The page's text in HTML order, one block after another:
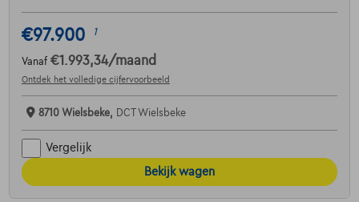
€97.900 1
Vanaf €1.993,34/maand
Ontdek het volledige cijfervoorbeeld
8710 Wielsbeke, DCT Wielsbeke
Vergelijk
Bekijk wagen